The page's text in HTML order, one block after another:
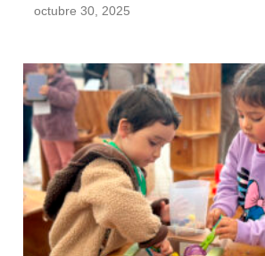
octubre 30, 2025